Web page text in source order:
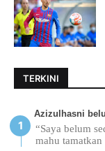
TERKINI
Azizulhasni
“Saya belum
mahu tamatkan